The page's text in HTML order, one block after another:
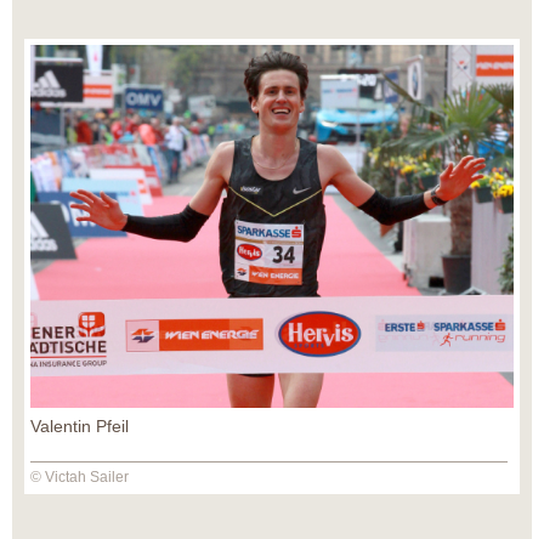
Valentin Pfeil
© Victah Sailer